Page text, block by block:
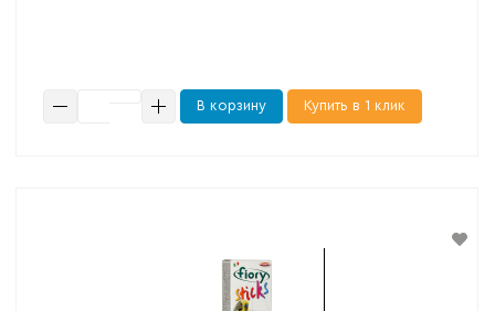
В корзину Купить в 1 клик